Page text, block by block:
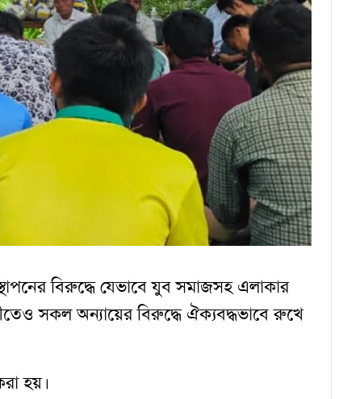
বিরুদ্ধে যেভাবে যুব সমাজসহ এলাকার
সকল অন্যায়ের বিরুদ্ধে ঐক্যবদ্ধভাবে রুখে
হয়।